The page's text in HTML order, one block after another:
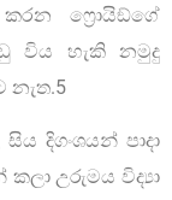
ෆ්‍රොයිඞ්ගේ
විය හැකි නමුදු
පාදා
උරුමය විද්‍යා